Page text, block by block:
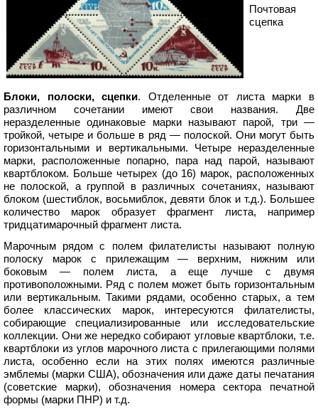
Почтовая
сцепка
Блоки, полоски, сцепки. Отделенные от листа марки в
различном сочетании имеют свои названия. Две
неразделенные одинаковые марки называют парой, три —
тройкой, четыре и больше в ряд — полоской. Они могут быть
горизонтальными и вертикальными. Четыре неразделенные
марки, расположенные попарно, пара над парой, называют
квартблоком. Больше четырех (до 16) марок, расположенных
не полоской, а группой в различных сочетаниях, называют
блоком (шестиблок, восьмиблок, девяти блок и т.д.). Большее
количество марок образует фрагмент листа, например
тридцатимарочный фрагмент листа.
Марочным рядом с полем филателисты называют полную
полоску марок с прилежащим — верхним, нижним или
боковым — полем листа, а еще лучше с двумя
противоположными. Ряд с полем может быть горизонтальным
или вертикальным. Такими рядами, особенно старых, а тем
более классических марок, интересуются филателисты,
собирающие специализированные или исследовательские
коллекции. Они же нередко собирают угловые квартблоки, т.е.
квартблоки из углов марочного листа с прилегающими полями
листа, особенно если на этих полях имеются различные
эмблемы (марки США), обозначения или даже даты печатания
(советские марки), обозначения номера сектора печатной
формы (марки ПНР) и т.д.